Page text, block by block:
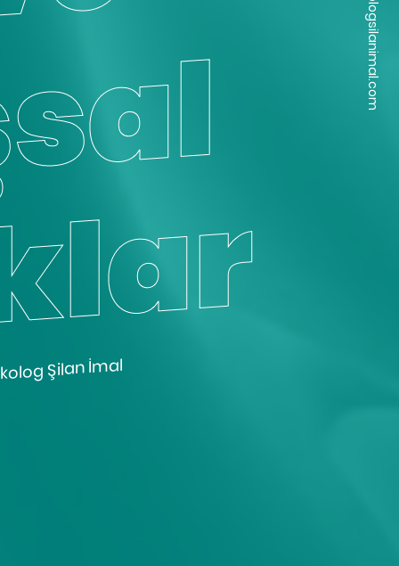
Şilan İmal